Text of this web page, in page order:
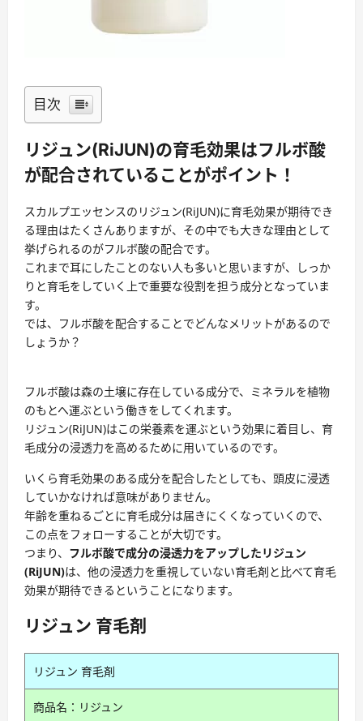
目次
リジュン(RiJUN)の育毛効果はフルボ酸
が配合されていることがポイント！
スカルプエッセンスのリジュン(RiJUN)に育毛効果が期待でき
る理由はたくさんありますが、その中でも大きな理由として
挙げられるのがフルボ酸の配合です。
これまで耳にしたことのない人も多いと思いますが、しっか
りと育毛をしていく上で重要な役割を担う成分となっていま
す。
では、フルボ酸を配合することでどんなメリットがあるので
しょうか？
フルボ酸は森の土壌に存在している成分で、ミネラルを植物
のもとへ運ぶという働きをしてくれます。
リジュン(RiJUN)はこの栄養素を運ぶという効果に着目し、育
毛成分の浸透力を高めるために用いているのです。
いくら育毛効果のある成分を配合したとしても、頭皮に浸透
していかなければ意味がありません。
年齢を重ねるごとに育毛成分は届きにくくなっていくので、
この点をフォローすることが大切です。
つまり、 フルボ酸で成分の浸透力をアップしたリジュン
(RiJUN)は、他の浸透力を重視していない育毛剤と比べて育毛
効果が期待できるということになります。
リジュン 育毛剤
リジュン 育毛剤
商品名：リジュン